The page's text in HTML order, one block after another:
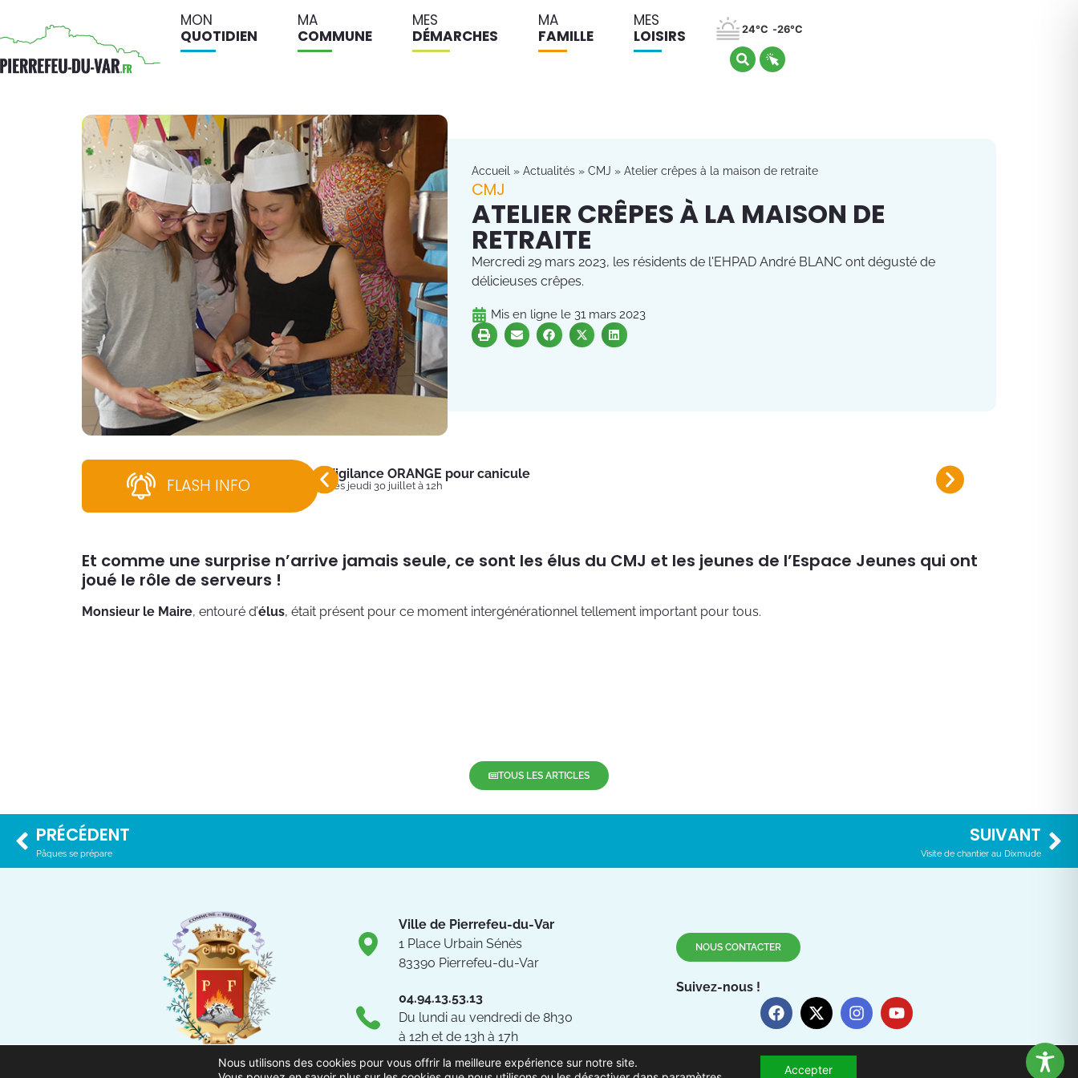
MON
QUOTIDIEN
MA
COMMUNE
MES
DÉMARCHES
MA
FAMILLE
MES
LOISIRS
24°C 26°C
Accueil » Actualités » CMJ » Atelier crêpes à la maison de retraite
CMJ
ATELIER CRÊPES À LA MAISON DE
RETRAITE
Mercredi 29 mars 2023, les résidents de l'EHPAD André BLANC ont dégusté de
délicieuses crêpes.
Mis en ligne le 31 mars 2023
FLASH INFO
Vigilance ORANGE pour canicule
Dès jeudi 30 juillet à 12h
Plan canicule 2026
Inscrivez-vous sur le registre
Et comme une surprise n’arrive jamais seule, ce sont les élus du CMJ et les jeunes de l’Espace Jeunes qui ont
joué le rôle de serveurs !
Monsieur le Maire, entouré d’élus, était présent pour ce moment intergénérationnel tellement important pour tous.
TOUS LES ARTICLES
PRÉCÉDENT
Pâques se prépare
SUIVANT
Visite de chantier au Dixmude
Ville de Pierrefeu-du-Var
1 Place Urbain Sénès
83390 Pierrefeu-du-Var
04.94.13.53.13
Du lundi au vendredi de 8h30
à 12h et de 13h à 17h
NOUS CONTACTER
Suivez-nous !
Nous utilisons des cookies pour vous offrir la meilleure expérience sur notre site.
Accepter